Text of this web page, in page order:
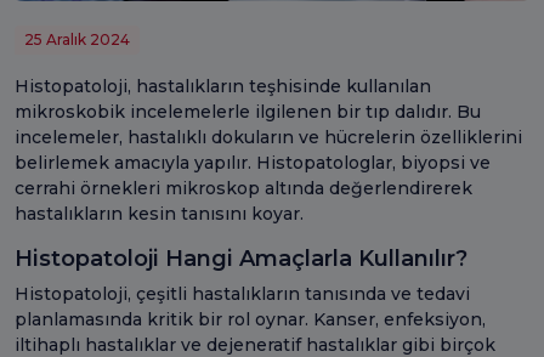
25 Aralık 2024
Histopatoloji, hastalıkların teşhisinde kullanılan
mikroskobik incelemelerle ilgilenen bir tıp dalıdır. Bu
incelemeler, hastalıklı dokuların ve hücrelerin özelliklerini
belirlemek amacıyla yapılır. Histopatologlar, biyopsi ve
cerrahi örnekleri mikroskop altında değerlendirerek
hastalıkların kesin tanısını koyar.
Histopatoloji Hangi Amaçlarla Kullanılır?
Histopatoloji, çeşitli hastalıkların tanısında ve tedavi
planlamasında kritik bir rol oynar. Kanser, enfeksiyon,
iltihaplı hastalıklar ve dejeneratif hastalıklar gibi birçok